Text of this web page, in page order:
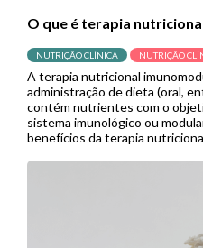
O que é terapia
NUTRIÇÃO CLÍNICA NUTRIÇÃO
A terapia nutricional
administração de dieta (oral,
contém nutrientes com o
sistema imunológico ou
benefícios da terapia
envolvidos em várias vias